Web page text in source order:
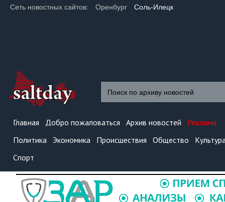
Сеть новостных сайтов: Оренбург Соль-Илецк
Главная Добро пожаловаться Архив новостей
Реклама
Политика Экономика Происшествия Общество
Спорт